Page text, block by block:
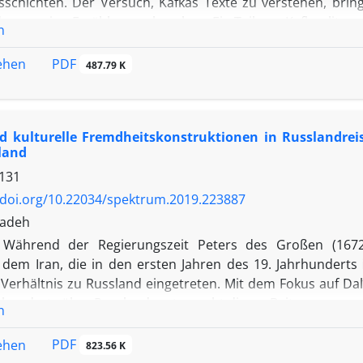
seine Erzählungen beruhen. Ein Teil von Kafkas
Zwar lässt sich die Bedeutung seiner Werke
Das Schloss im Zusammenhang mit seinen
PDF 487.79 K
kulturelle Fremdheitskonstruktionen in
10.22034/spektrum.2019.223887
Während der Regierungszeit Peters des Großen
dem Iran, die in den ersten Jahren des 19.
zu Russland eingetreten. Mit dem Fokus auf
über Russland, untersucht dieser Beitrag aus
Fremdheit erzeugt werden und mit welchen Strategien
PDF 823.56 K